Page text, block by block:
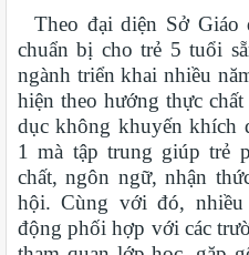
Theo đại diện Sở Giáo
chuẩn bị cho trẻ 5 tuổi
ngành triển khai nhiều
hiện theo hướng thực
dục không khuyến khích
1 mà tập trung giúp trẻ
chất, ngôn ngữ, nhận
hội. Cùng với đó,
động phối hợp với các